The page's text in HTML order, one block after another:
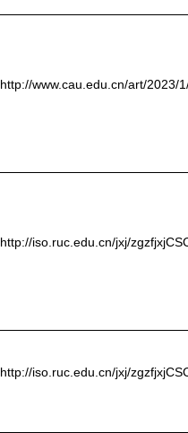
http://www.cau.edu.cn/art/2023/
http://iso.ruc.edu.cn/jxj/
http://iso.ruc.edu.cn/jxj/